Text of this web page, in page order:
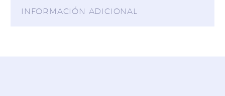
INFORMACIÓN ADICIONAL